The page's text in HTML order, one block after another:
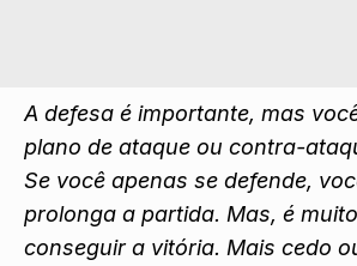
A defesa é importante, mas
plano de ataque ou contra-
Se você apenas se defende,
prolonga a partida. Mas, é
conseguir a vitória. Mais cedo